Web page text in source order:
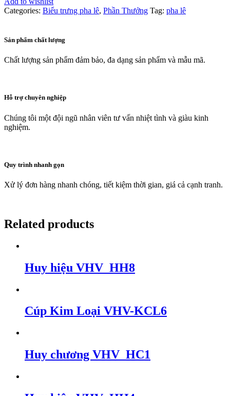
Categories: Biểu trưng pha lê, Phần Thưởng Tag: pha lê
Sản phẩm chất lượng
Chất lượng sản phẩm đảm bảo, đa dạng sản phẩm và mẫu mã.
Hỗ trợ chuyên nghiệp
Chúng tôi một đội ngũ nhân viên tư vấn nhiệt tình và giàu kinh
nghiệm.
Quy trình nhanh gọn
Xử lý đơn hàng nhanh chóng, tiết kiệm thời gian, giá cả cạnh tranh.
Related products
Huy hiệu VHV_HH8
Cúp Kim Loại VHV-KCL6
Huy chương VHV_HC1